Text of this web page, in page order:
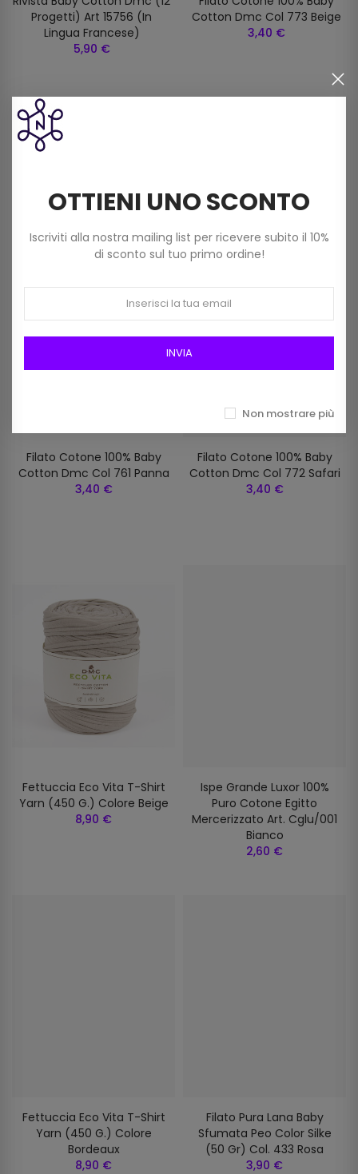
Progetti) Art 15756 (in
Lingua Francese)
5,90 €
Cotton Dmc Col 773 Beige
3,40 €
I clienti che hanno acquistato
comprato anche:
Filato Cotone 100% Baby
Cotton Dmc Col 761 Panna
3,40 €
Filato Cotone 100% Baby
Cotton Dmc Col 772 Safari
3,40 €
Fettuccia Eco Vita T-Shirt
Yarn (450 G.) Colore Beige
8,90 €
Ispe Grande Luxor 100%
Puro Cotone Egitto
Mercerizzato Art. Cglu/001
Bianco
2,60 €
Fettuccia Eco Vita T-Shirt
Yarn (450 G.) Colore
Bordeaux
8,90 €
Filato Pura Lana Baby
Sfumata Peo Color Silke
(50 Gr) Col. 433 Rosa
3,90 €
OTTIENI UNO SCONTO
Iscriviti alla nostra mailing list per ricevere subito il 10%
di sconto sul tuo primo ordine!
INVIA
Non mostrare più